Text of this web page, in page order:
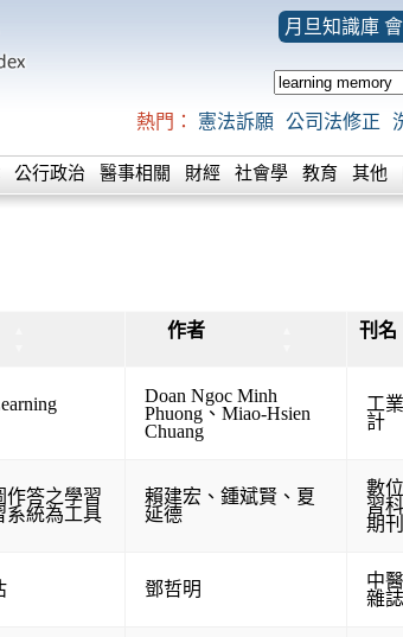
月旦知識庫
熱門： 憲法訴願 公司法修正
公行政治 醫事相關 財經 社會學 教育 其他
作者 刊名
Doan Ngoc Minh
Phuong 、 Miao-Hsien
Chuang
工
計
作答之學習
系統為工具
賴建宏 、 鍾斌賢 、 夏
延德
數
習
期刊
鄧哲明
中
雜誌